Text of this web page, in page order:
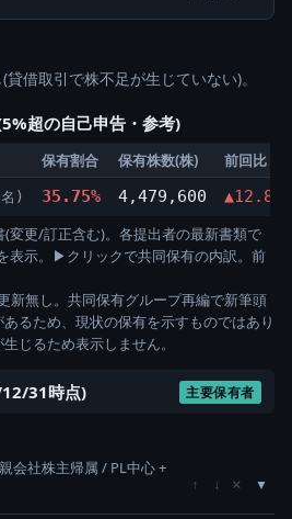
借取引で株不足が生じていない)。
超の自己申告・参考)
保有割合 保有株数(株) 前回比
) 35.75% 4,479,600
(変更/訂正含む)。各提出者の最新書類で
表示。▶クリックで共同保有の内訳。前
新無し。共同保有グループ再編で新筆頭
るため、現状の保有を示すものではあり
じるため表示しません。
31時点) 主要保有者
会社株主帰属 / PL中心 +
↑ ↓ ×